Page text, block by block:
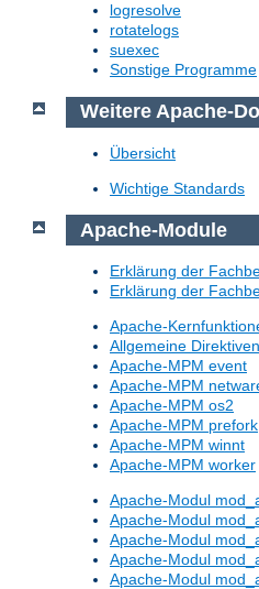
logresolve
rotatelogs
suexec
Sonstige Programme
Weitere Apache-
Übersicht
Wichtige Standards
Apache-Module
Erklärung der
Erklärung der
Apache-
Allgemeine
Apache-MPM event
Apache-MPM
Apache-MPM os2
Apache-MPM prefork
Apache-MPM winnt
Apache-MPM worker
Apache-Modul
Apache-Modul
Apache-Modul
Apache-Modul
Apache-Modul